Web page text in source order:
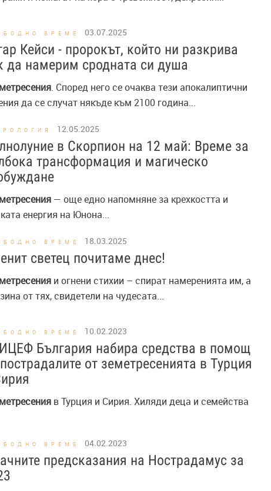
ВРЕМЕ 03.07.2025
Кейси - пророкът, който ни разкрива
да намерим сродната си душа
. Според него се очаква тези апокалиптични
да се случат някъде към 2100 година...
12.05.2025
в Скорпион на 12 май: Време за
трансформация и магическо
— още едно напомняне за крехкостта и
енергия на Юнона...
ВРЕМЕ 18.03.2025
светец почитаме днес!
и огнени стихии – спират намеренията им, а
от тях, свидетели на чудесата...
ВРЕМЕ 10.02.2023
България набира средства в помощ
от земетресенията в Турция
в Турция и Сирия. Хиляди деца и семейства
ВРЕМЕ 04.02.2023
предсказания на Нострадамус за